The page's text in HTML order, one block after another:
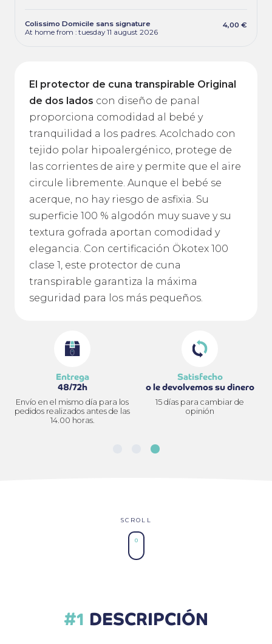
Colissimo Domicile sans signature
At home from : tuesday 11 august 2026
4,00 €
El protector de cuna transpirable Original
de dos lados con diseño de panal
proporciona comodidad al bebé y
tranquilidad a los padres. Acolchado con
tejido polar hipoalergénico, protege de
las corrientes de aire y permite que el aire
circule libremente. Aunque el bebé se
acerque, no hay riesgo de asfixia. Su
superficie 100 % algodón muy suave y su
textura gofrada aportan comodidad y
elegancia. Con certificación Ökotex 100
clase 1, este protector de cuna
transpirable garantiza la máxima
seguridad para los más pequeños.
Entrega
48/72h
Envío en el mismo día para los
pedidos realizados antes de las
14.00 horas.
Satisfecho
o le devolvemos su dinero
15 días para cambiar de
opinión
DESCRIPCIÓN